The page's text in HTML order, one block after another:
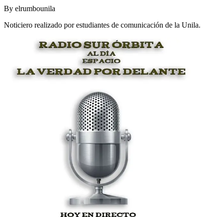
By elrumbounila
Noticiero realizado por estudiantes de comunicación de la Unila.